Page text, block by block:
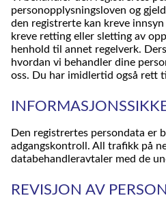
personopplysningsloven og
den registrerte kan kreve
kreve retting eller sletting av
henhold til annet regelverk.
hvordan vi behandler dine
oss. Du har imidlertid også rett
Den registrertes persondata er
adgangskontroll. All trafikk på
databehandleravtaler med de
REVISJON AV